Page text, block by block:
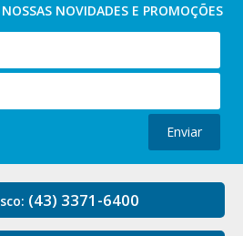
NOVIDADES E PROMOÇÕES
Enviar
(43) 3371-6400